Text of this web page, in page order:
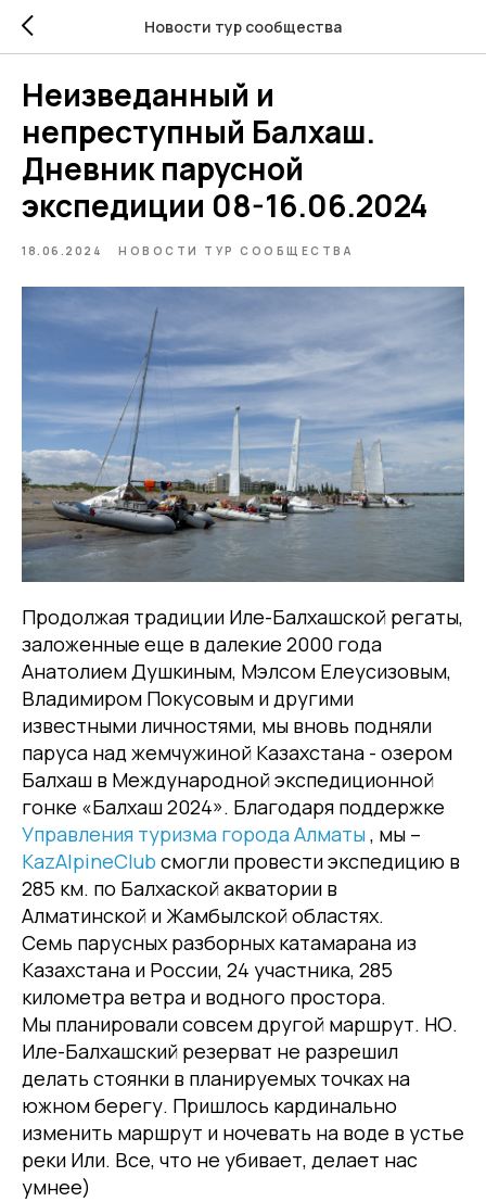
Новости тур сообщества
Неизведанный и
непреступный Балхаш.
Дневник парусной
экспедиции 08-16.06.2024
18.06.2024 НОВОСТИ ТУР СООБЩЕСТВА
Продолжая традиции Иле-Балхашской регаты,
заложенные еще в далекие 2000 года
Анатолием Душкиным, Мэлсом Елеусизовым,
Владимиром Покусовым и другими
известными личностями, мы вновь подняли
паруса над жемчужиной Казахстана - озером
Балхаш в Международной экспедиционной
гонке «Балхаш 2024». Благодаря поддержке
Управления туризма города Алматы, мы –
KazAlpineClub смогли провести экспедицию в
285 км. по Балхаской акватории в
Алматинской и Жамбылской областях.
Семь парусных разборных катамарана из
Казахстана и России, 24 участника, 285
километра ветра и водного простора.
Мы планировали совсем другой маршрут. НО.
Иле-Балхашский резерват не разрешил
делать стоянки в планируемых точках на
южном берегу. Пришлось кардинально
изменить маршрут и ночевать на воде в устье
реки Или. Все, что не убивает, делает нас
умнее)